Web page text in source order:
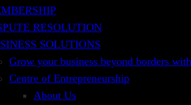
RESOLUTION
SOLUTIONS
Grow your business beyond borders
Centre of Entrepreneurship
About Us
komersial, dokumen finansial,
4 (empat) kontrak yaitu